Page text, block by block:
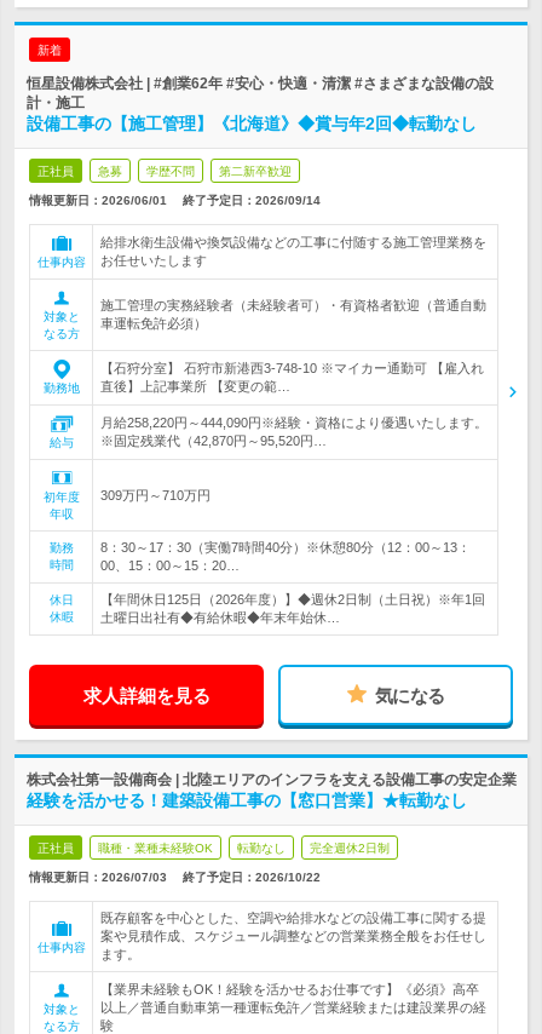
新着
恒星設備株式会社 | #創業62年 #安心・快適・清潔 #さまざまな設備の設
計・施工
設備工事の【施工管理】《北海道》◆賞与年2回◆転勤なし
正社員 急募 学歴不問 第二新卒歓迎
情報更新日：2026/06/01 終了予定日： 2026/09/14
仕事内容
給排水衛生設備や換気設備などの工事に付随する施工管理業務を
お任せいたします
対象と
なる方
施工管理の実務経験者（未経験者可）・有資格者歓迎（普通自動
車運転免許必須）
勤務地
【石狩分室】 石狩市新港西3-748-10 ※マイカー通勤可 【雇入れ
直後】上記事業所 【変更の範…
給与
月給258,220円～444,090円※経験・資格により優遇いたします。
※固定残業代（42,870円～95,520円…
初年度
年収
309万円～710万円
勤務
時間
8：30～17：30（実働7時間40分）※休憩80分（12：00～13：
00、15：00～15：20…
休日
休暇
【年間休日125日（2026年度）】◆週休2日制（土日祝）※年1回
土曜日出社有◆有給休暇◆年末年始休…
求人詳細を見る 気になる
株式会社第一設備商会 | 北陸エリアのインフラを支える設備工事の安定企業
経験を活かせる！建築設備工事の【窓口営業】★転勤なし
正社員 職種・業種未経験OK 転勤なし 完全週休2日制
情報更新日：2026/07/03 終了予定日： 2026/10/22
仕事内容
既存顧客を中心とした、空調や給排水などの設備工事に関する提
案や見積作成、スケジュール調整などの営業業務全般をお任せし
ます。
対象と
なる方
【業界未経験もOK！経験を活かせるお仕事です】《必須》高卒
以上／普通自動車第一種運転免許／営業経験または建設業界の経
験